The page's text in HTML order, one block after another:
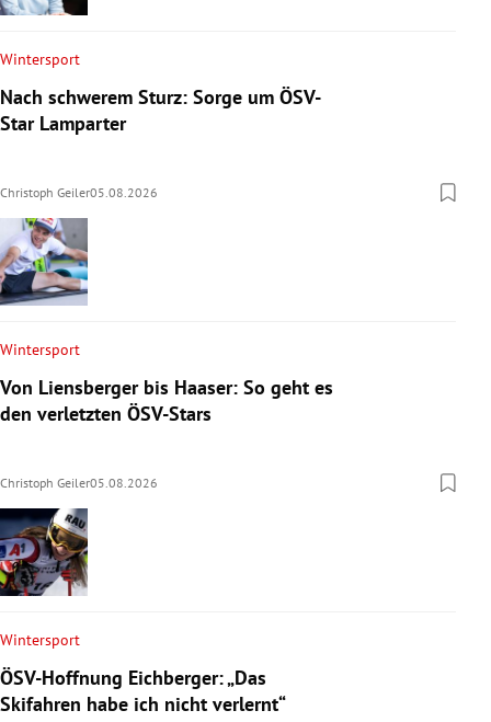
Wintersport
Nach schwerem Sturz: Sorge um ÖSV-
Star Lamparter
Christoph Geiler05.08.2026
Wintersport
Von Liensberger bis Haaser: So geht es
den verletzten ÖSV-Stars
Christoph Geiler05.08.2026
Wintersport
ÖSV-Hoffnung Eichberger: „Das
Skifahren habe ich nicht verlernt“